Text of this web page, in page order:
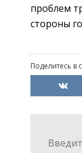
проблем
стороны
Поделитесь в